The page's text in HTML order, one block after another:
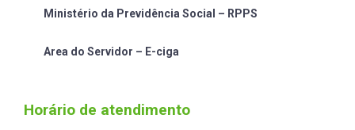
Ministério da Previdência Social – RPPS
Area do Servidor – E-ciga
Horário de atendimento